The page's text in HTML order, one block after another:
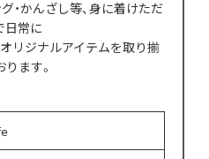
・かんざし等、身に着けただ
日常に
リジナルアイテムを取り揃
ります。